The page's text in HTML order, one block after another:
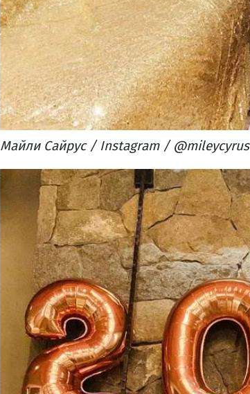
Майли Сайрус / Instagram / @mileycyrus